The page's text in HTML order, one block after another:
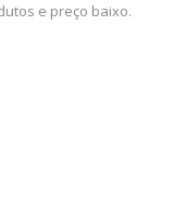
e preço baixo.